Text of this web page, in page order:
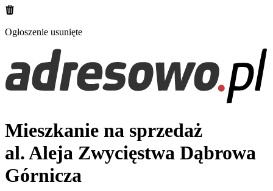
Ogłoszenie usunięte
Mieszkanie na sprzedaż
al. Aleja Zwycięstwa Dąbrowa
Górnicza